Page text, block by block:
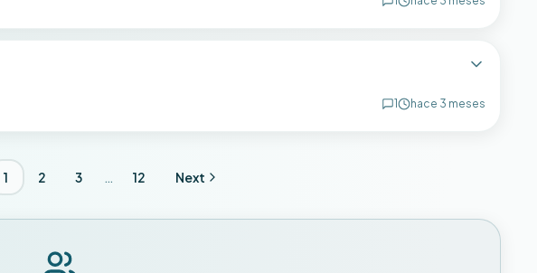
1 hace 3 meses
1 2 3 … 12 Next